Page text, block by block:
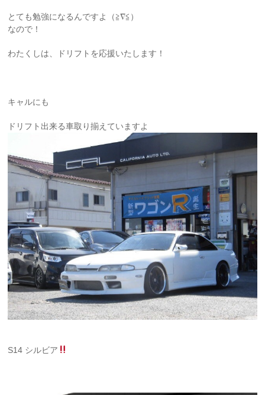
とても勉強になるんですよ（≧∇≦）
なので！
わたくしは、ドリフトを応援いたします！
キャルにも
ドリフト出来る車取り揃えていますよ
S14 シルビア